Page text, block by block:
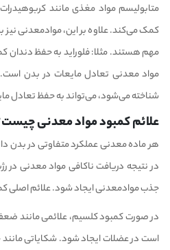
متابولیسم مواد مغذی مانند
کمک می‌کند. علاوه بر این، موادمعدنی نیز
مهم هستند. مثلا: فلوراید به حفظ دندان
مواد معدنی تعادل مایعات در بدن
شناخته می‌شود، می‌تواند به حفظ تعادل
علائم کمبود مواد معدنی
هر ماده معدنی عملکرد متفاوتی در بدن
در نتیجه دریافت ناکافی مواد معدنی در
جذب موادمعدنی ایجاد شود. علائم اصلی
در صورت کمبود کلسیم، علائمی مانند
است در عضلات ایجاد شود. شکایاتی